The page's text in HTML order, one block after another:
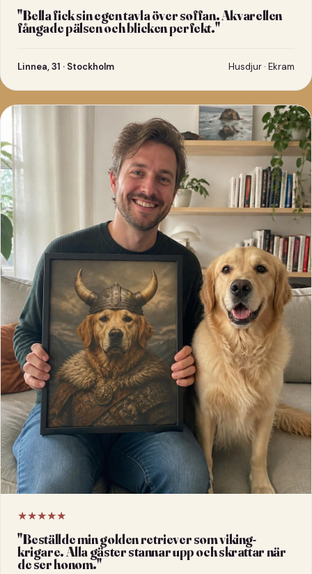
"Bella fick sin egen tavla över soffan. Akvarellen
fångade pälsen och blicken perfekt."
Linnea, 31 · Stockholm Husdjur · Ekram
★★★★★
"Beställde min golden retriever som viking-
krigare. Alla gäster stannar upp och skrattar när
de ser honom."